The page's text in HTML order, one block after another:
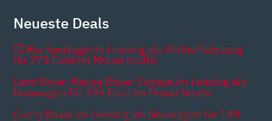
Neueste Deals
💥 Kia Sportage im Leasing als Vorlauffahrzeug
für 271 Euro im Monat brutto
Land Rover Range Rover Evoque im Leasing als
Neuwagen für 399 Euro im Monat brutto
Cupra Raval im Leasing als Neuwagen für 149